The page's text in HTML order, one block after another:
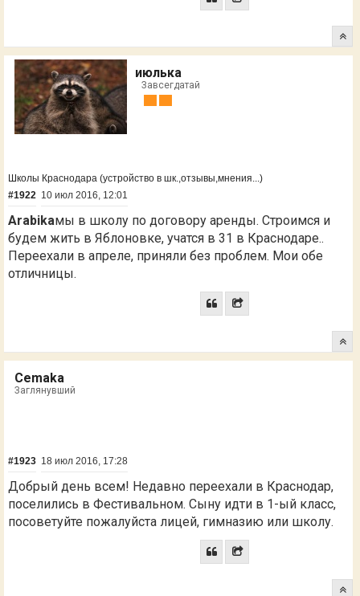
июлька
Завсегдатай
Школы Краснодара (устройство в шк.,отзывы,мнения...)
#1922 10 июл 2016, 12:01
Arabikaмы в школу по договору аренды. Строимся и
будем жить в Яблоновке, учатся в 31 в Краснодаре..
Переехали в апреле, приняли без проблем. Мои обе
отличницы.
Cemaka
Заглянувший
#1923 18 июл 2016, 17:28
Добрый день всем! Недавно переехали в Краснодар,
поселились в Фестивальном. Сыну идти в 1-ый класс,
посоветуйте пожалуйста лицей, гимназию или школу.